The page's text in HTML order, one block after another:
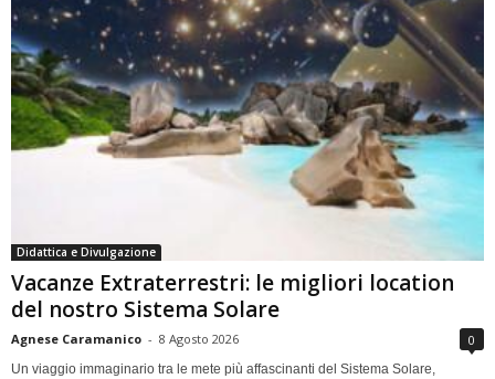
Didattica e Divulgazione
Vacanze Extraterrestri: le migliori location
del nostro Sistema Solare
Agnese Caramanico - 8 Agosto 2026 0
Un viaggio immaginario tra le mete più affascinanti del Sistema Solare,